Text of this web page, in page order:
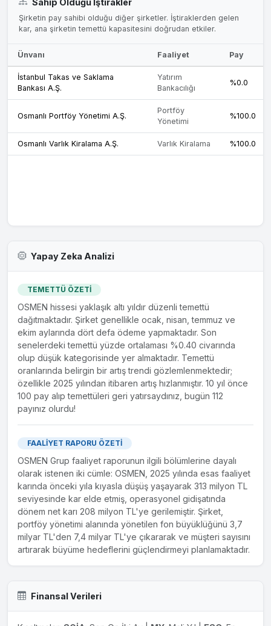
Şirketin pay sahibi olduğu diğer şirketler. İştiraklerden gelen
kar, ana şirketin temettü kapasitesini doğrudan etkiler.
Ünvanı Faaliyet Pay
İstanbul Takas ve Saklama
Bankası A.Ş.
Yatırım
Bankacılığı
%0.0
Osmanlı Portföy Yönetimi A.Ş.
Portföy
Yönetimi
%100.0
Osmanlı Varlık Kiralama A.Ş. Varlık Kiralama %100.0
Yapay Zeka Analizi
TEMETTÜ ÖZETİ
OSMEN hissesi yaklaşık altı yıldır düzenli temettü
dağıtmaktadır. Şirket genellikle ocak, nisan, temmuz ve
ekim aylarında dört defa ödeme yapmaktadır. Son
senelerdeki temettü yüzde ortalaması %0.40 civarında
olup düşük kategorisinde yer almaktadır. Temettü
oranlarında belirgin bir artış trendi gözlemlenmektedir;
özellikle 2025 yılından itibaren artış hızlanmıştır. 10 yıl önce
100 pay alıp temettüleri geri yatırsaydınız, bugün 112
payınız olurdu!
FAALİYET RAPORU ÖZETİ
OSMEN Grup faaliyet raporunun ilgili bölümlerine dayalı
olarak istenen iki cümle: OSMEN, 2025 yılında esas faaliyet
karında önceki yıla kıyasla düşüş yaşayarak 313 milyon TL
seviyesinde kar elde etmiş, operasyonel gidişatında
dönem net karı 208 milyon TL'ye gerilemiştir. Şirket,
portföy yönetimi alanında yönetilen fon büyüklüğünü 3,7
milyar TL'den 7,4 milyar TL'ye çıkararak ve müşteri sayısını
artırarak büyüme hedeflerini güçlendirmeyi planlamaktadır.
Finansal Verileri